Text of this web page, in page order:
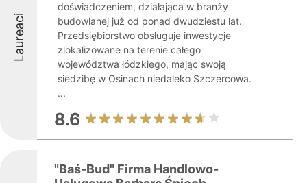
Laureaci
doświadczeniem, działająca w branży
budowlanej już od ponad dwudziestu lat.
Przedsiębiorstwo obsługuje inwestycje
zlokalizowane na terenie całego
województwa łódzkiego, mając swoją
siedzibę w Osinach niedaleko Szczercowa.
...
8.6
"Baś-Bud" Firma Handlowo-